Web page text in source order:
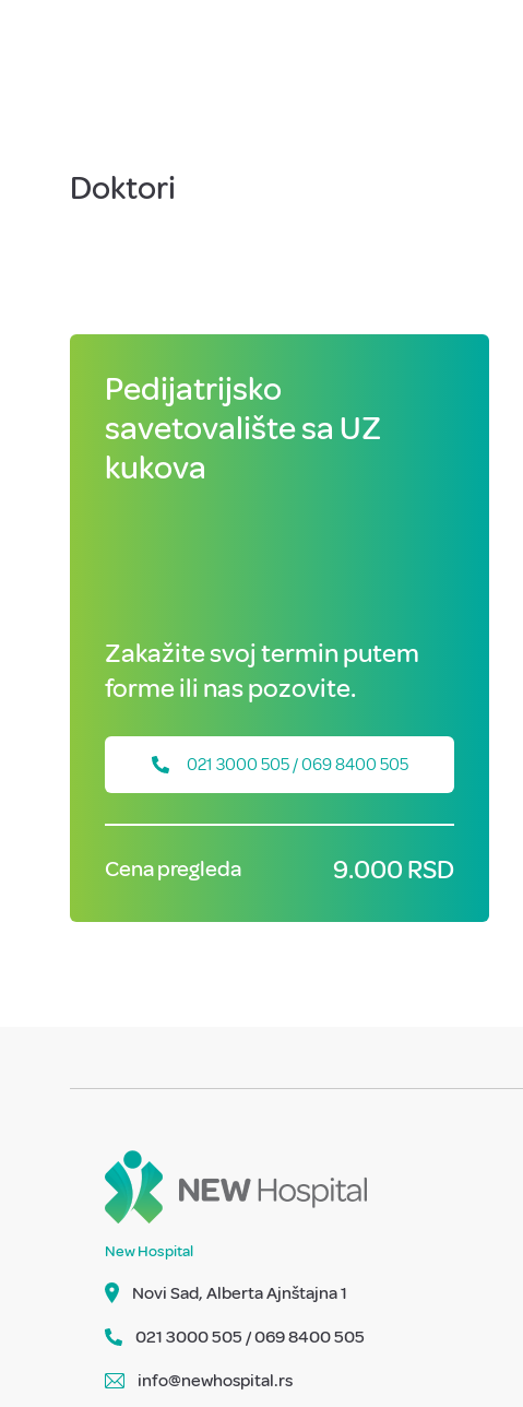
Doktori
Pedijatrijsko
savetovalište sa UZ
kukova
Zakažite svoj termin putem
forme ili nas pozovite.
021 3000 505 / 069 8400 505
Cena pregleda 9.000 RSD
New Hospital
Novi Sad, Alberta Ajnštajna 1
021 3000 505 / 069 8400 505
info@newhospital.rs